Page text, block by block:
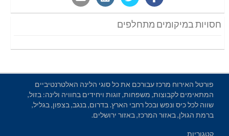
חסויות במיקומים מתחלפים
פורטל האירוח מרכז עבורכם את כל סוגי הלינה האלטרנטיביים
המתאימים לקבוצות, משפחות, זוגות ויחידים בחוויה ולינה: בזול,
שווה לכל כיס ונפש ובכל רחבי הארץ. בדרום, בנגב, בצפון, בגליל,
ברמת הגולן, באזור המרכז, באזור ירושלים.
קטגוריות